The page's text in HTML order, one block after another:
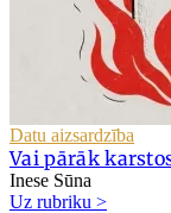
Datu aizsardzība
Vai pārāk
Inese Sūna
Uz rubriku >